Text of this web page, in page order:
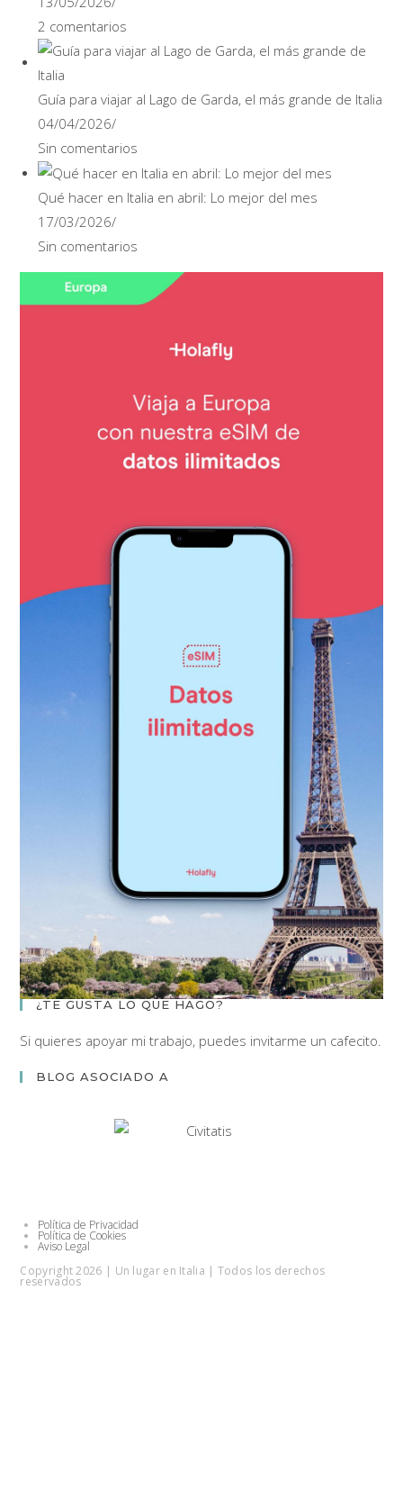
2 comentarios
Guía para viajar al Lago de Garda, el más grande de Italia
04/04/2026/
Sin comentarios
Qué hacer en Italia en abril: Lo mejor del mes
17/03/2026/
Sin comentarios
¿TE GUSTA LO QUE HAGO?
Si quieres apoyar mi trabajo, puedes invitarme un cafecito.
BLOG ASOCIADO A
Política de Privacidad
Política de Cookies
Aviso Legal
Copyright 2026 | Un lugar en Italia | Todos los derechos
reservados